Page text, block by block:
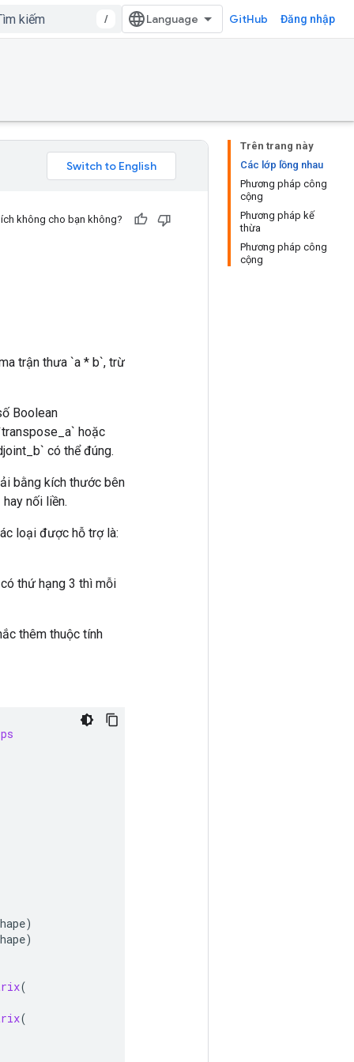
/ GitHub Đăng nhập
Trên trang này
Các lớp lồng nhau
Phương pháp công
cộng
Phương pháp kế
thừa
Phương pháp công
cộng
không cho bạn không?
trận thưa `a * b`, trừ
Boolean
hoặc
có thể đúng.
bằng kích thước bên
nối liền.
loại được hỗ trợ là:
thứ hạng 3 thì mỗi
thêm thuộc tính
)
)
(
(